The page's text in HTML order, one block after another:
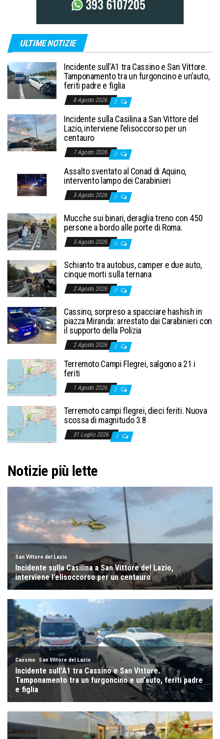
ULTIME NOTIZIE
Incidente sull’A1 tra Cassino e San Vittore.
Tamponamento tra un furgoncino e un’auto,
feriti padre e figlia
8 Agosto 2026 0
Incidente sulla Casilina a San Vittore del
Lazio, interviene l’elisoccorso per un
centauro
7 Agosto 2026 0
Assalto sventato al Conad di Aquino,
intervento lampo dei Carabinieri
3 Agosto 2026 0
Mucche sui binari, deraglia treno con 450
persone a bordo alle porte di Roma.
3 Agosto 2026 0
Schianto tra autobus, camper e due auto,
cinque morti sulla ternana
2 Agosto 2026 0
Cassino, sorpreso a spacciare hashish in
piazza Miranda: arrestato dai Carabinieri con
il supporto della Polizia
2 Agosto 2026 0
Terremoto Campi Flegrei, salgono a 21 i
feriti
1 Agosto 2026 0
Terremoto campi flegrei, dieci feriti. Nuova
scossa di magnitudo 3.8
31 Luglio 2026 0
Notizie più lette